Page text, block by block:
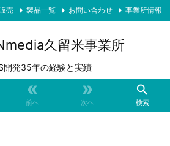
久留米事業所
開発35年の経験と実績

前へ

次へ

検索
売 製品一覧 お問い合わせ 事業所情報